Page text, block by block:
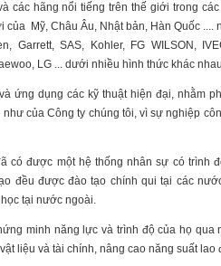
các hãng nổi tiếng trên thế giới trong
Mỹ, Châu Âu, Nhật bản, Hàn Quốc ....
Garrett, SAS, Kohler, FG WILSON,
LG ... dưới nhiều hình thức khác
ứng dụng các kỹ thuật hiện đại, nhằm
của Công ty chúng tôi, vì sự nghiệp
có được một hệ thống nhân sự có trình
đều được đào tạo chính qui tại các
tại nước ngoài.
minh năng lực và trình độ của họ qua
liệu và tài chính, nâng cao năng suất lao